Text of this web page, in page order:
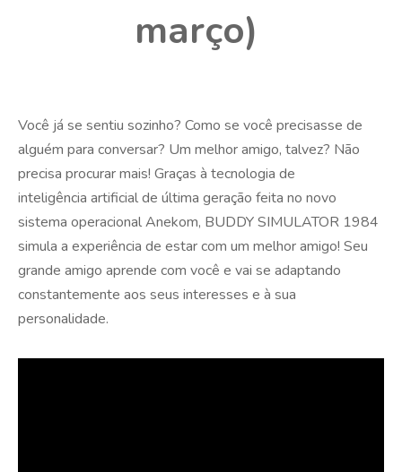
março)
Você já se sentiu sozinho? Como se você precisasse de
alguém para conversar? Um melhor amigo, talvez? Não
precisa procurar mais! Graças à tecnologia de
inteligência artificial de última geração feita no novo
sistema operacional Anekom, BUDDY SIMULATOR 1984
simula a experiência de estar com um melhor amigo! Seu
grande amigo aprende com você e vai se adaptando
constantemente aos seus interesses e à sua
personalidade.